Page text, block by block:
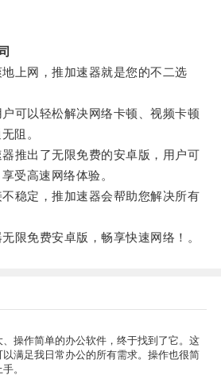
网，推加速器就是您的不二选
以轻松解决网络卡顿、视频卡顿
阻。
出了无限免费的安卓版，用户可
受高速网络体验。
定，推加速器会帮助您解决所有
免费安卓版，畅享快速网络！。
操作简单的办公软件，终于找到了它。这
满足我日常办公的所有需求。操作也很简
。